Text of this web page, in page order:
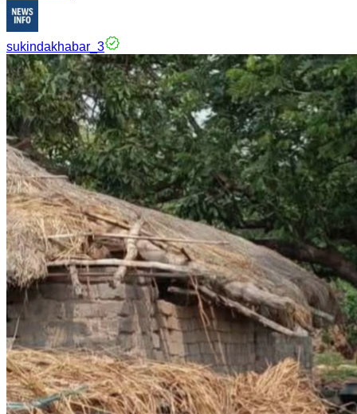
sukindakhabar_3